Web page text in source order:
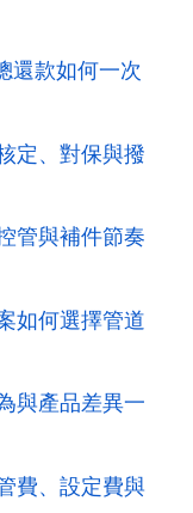
款如何一次
定、對保與撥
管與補件節奏
如何選擇管道
與產品差異一
費、設定費與